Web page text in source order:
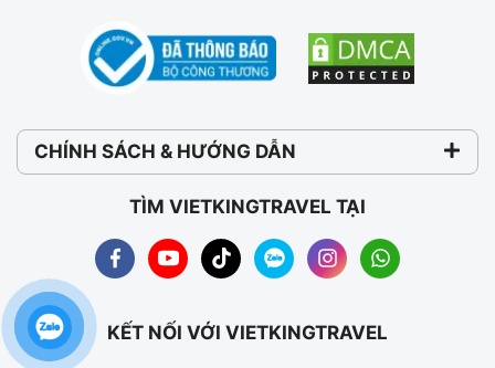
CHÍNH SÁCH & HƯỚNG DẪN
TÌM VIETKINGTRAVEL TẠI
KẾT NỐI VỚI VIETKINGTRAVEL